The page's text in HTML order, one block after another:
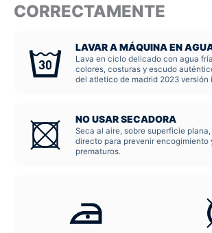
CORRECTAMENTE
LAVAR A MÁQUINA EN
Lava en ciclo delicado con agua
colores, costuras y escudo
del atletico de madrid 2023 versión
NO USAR SECADORA
Seca al aire, sobre superficie
directo para prevenir encogimiento
prematuros.